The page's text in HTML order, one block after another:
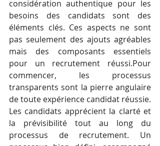
considération authentique pour les
besoins des candidats sont des
éléments clés. Ces aspects ne sont
pas seulement des ajouts agréables
mais des composants essentiels
pour un recrutement réussi.Pour
commencer, les processus
transparents sont la pierre angulaire
de toute expérience candidat réussie.
Les candidats apprécient la clarté et
la prévisibilité tout au long du
processus de recrutement. Un